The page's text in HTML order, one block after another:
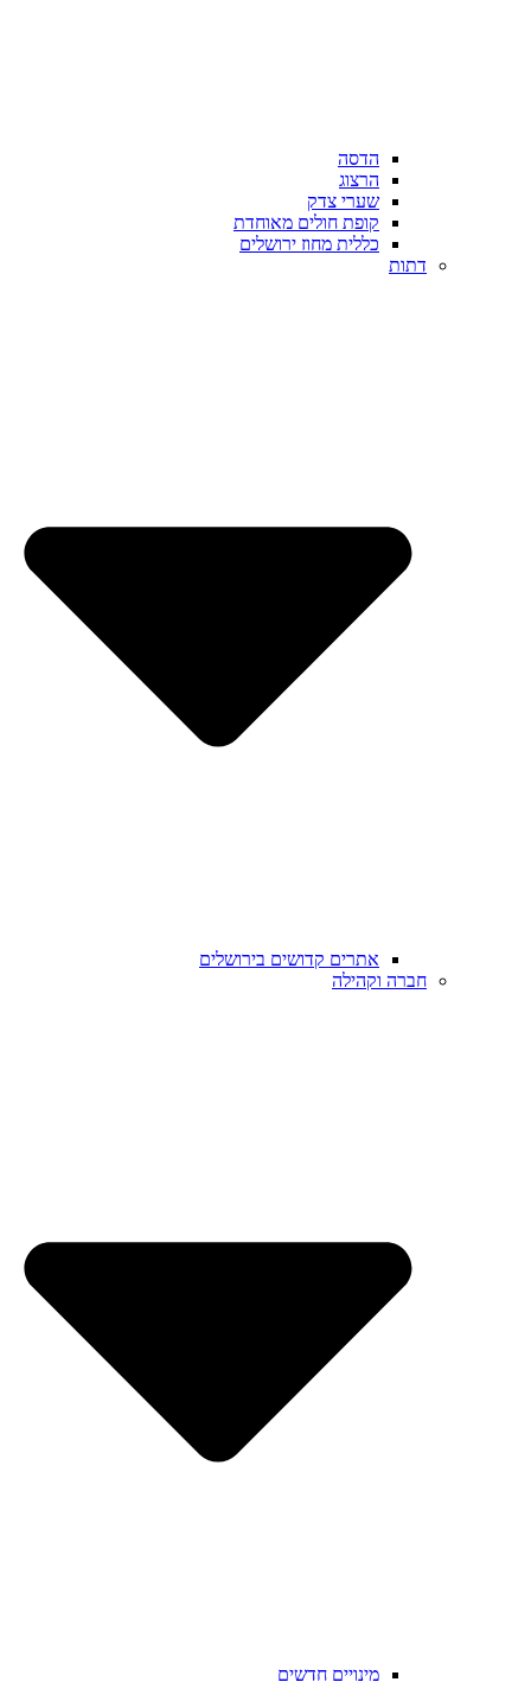
הדסה
הרצוג
שערי צדק
קופת חולים מאוחדת
כללית מחוז ירושלים
דתות
אתרים קדושים בירושלים
חברה וקהילה
מינויים חדשים